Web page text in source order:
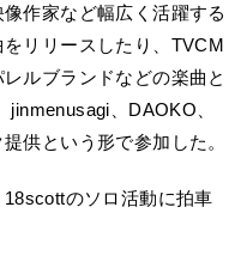
作家など幅広く活躍する
リリースしたり、TVCM
ルブランドなどの楽曲と
、DAOKO、
供という形で参加した。
のソロ活動に拍車